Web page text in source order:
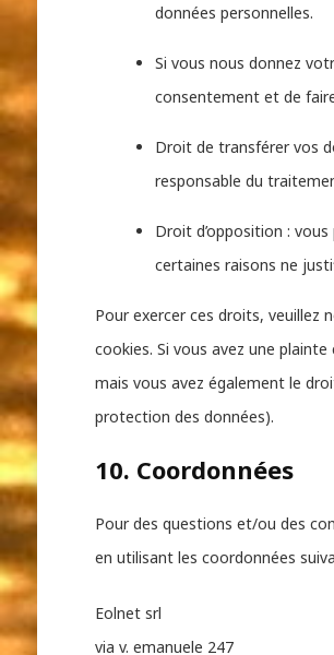
données personnelles.
Si vous nous donnez
consentement et de
Droit de transférer vos
responsable du
Droit d’opposition :
certaines raisons ne
Pour exercer ces droits, veuillez
cookies. Si vous avez une
mais vous avez également le
protection des données).
10. Coordonnées
Pour des questions et/ou des
en utilisant les coordonnées
Eolnet srl
via v. emanuele 247